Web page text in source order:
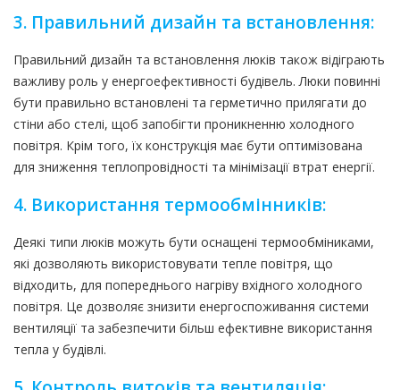
3. Правильний дизайн та встановлення:
Правильний дизайн та встановлення люків також відіграють
важливу роль у енергоефективності будівель. Люки повинні
бути правильно встановлені та герметично прилягати до
стіни або стелі, щоб запобігти проникненню холодного
повітря. Крім того, їх конструкція має бути оптимізована
для зниження теплопровідності та мінімізації втрат енергії.
4. Використання термообмінників:
Деякі типи люків можуть бути оснащені термообміниками,
які дозволяють використовувати тепле повітря, що
відходить, для попереднього нагріву вхідного холодного
повітря. Це дозволяє знизити енергоспоживання системи
вентиляції та забезпечити більш ефективне використання
тепла у будівлі.